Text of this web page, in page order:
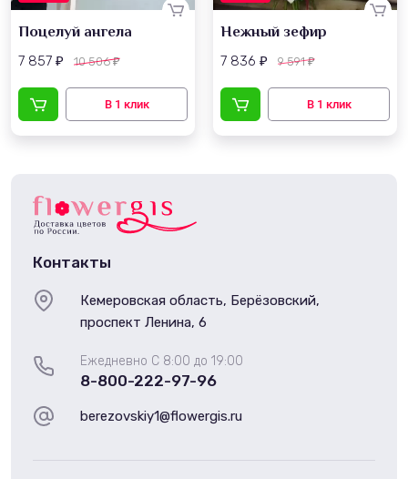
Поцелуй ангела
7 857 ₽ 10 506₽
Нежный зефир
7 836 ₽ 9 591₽
Контакты
Ежедневно С 8:00 до 19:00
8-800-222-97-96
Кемеровская область, Берёзовский,
проспект Ленина, 6
berezovskiy1@flowergis.ru